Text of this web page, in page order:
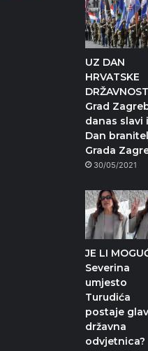
UZ DAN
HRVATSKE
Grad
danas slavi i
Dan
Grada
30/05/2021
JE LI
Severina
umjesto
Turudića
postaje
državna
odvjetnica?